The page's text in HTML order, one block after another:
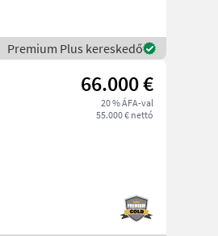
Premium Plus kereskedő
66.000 €
20 % ÁFA-val
55.000 € nettó